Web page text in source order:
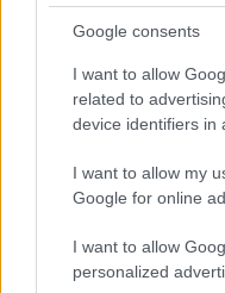
Google consents
I want to allow
related to
device identifiers in
I want to allow my
Google for online
I want to allow
personalized
Απαντώντας σε
θα γίνουν γνωστά
περιλαμβάνονται
υπόθεση του
θα συμβεί μόλις η
στη Βουλή.
τότε πλήρη
αποτελεί «βασική